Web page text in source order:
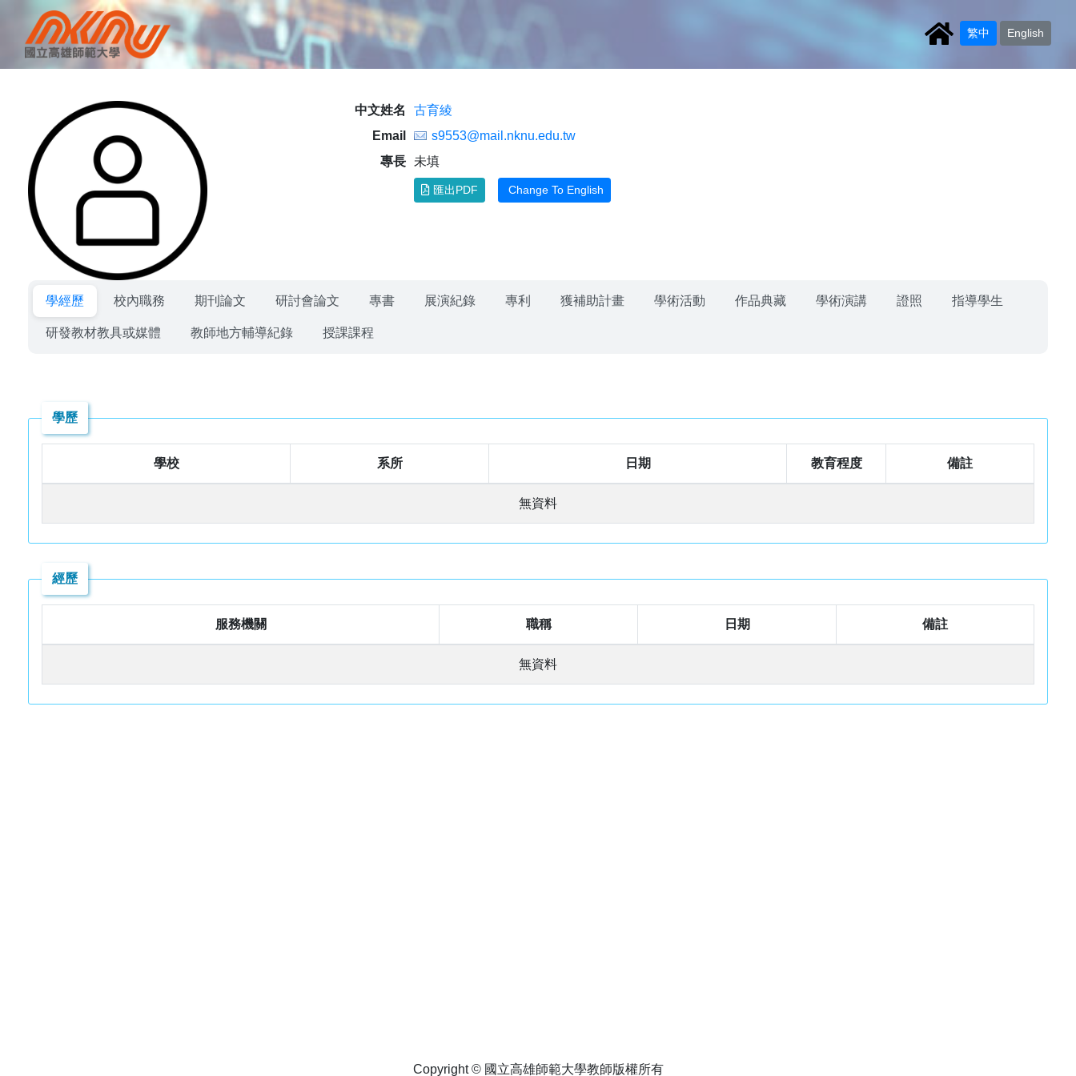
繁中 English
中文姓名
古育綾
Email
s9553@mail.nknu.edu.tw
專長
未填
匯出PDF Change To English
學經歷 校內職務 期刊論文 研討會論文 專書 展演紀錄 專利 獲補助計畫 學術活動 作品典藏 學術演講 證照 指導學生
研發教材教具或媒體 教師地方輔導紀錄 授課課程
學歷
學校 系所 日期 教育程度 備註
無資料
經歷
服務機關 職稱 日期 備註
無資料
Copyright © 國立高雄師範大學教師版權所有